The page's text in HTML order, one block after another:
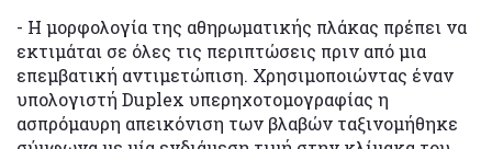
- Η μορφολογία της αθηρωματικής πλάκας πρέπει να
εκτιμάται σε όλες τις περιπτώσεις πριν από μια
επεμβατική αντιμετώπιση. Χρησιμοποιώντας έναν
υπολογιστή Duplex υπερηχοτομογραφίας η
ασπρόμαυρη απεικόνιση των βλαβών ταξινομήθηκε